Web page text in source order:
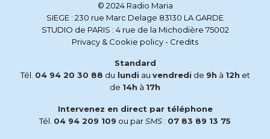
© 2024 Radio Maria
SIEGE : 230 rue Marc Delage 83130 LA GARDE
STUDIO de PARIS : 4 rue de la Michodière 75002
Privacy & Cookie policy- Credits
Standard
Tél. 04 94 20 30 88 du lundi au vendredi de 9h à 12h et
de 14h à 17h
Intervenez en direct par téléphone
Tél. 04 94 209 109 ou parSMS : 07 83 89 13 75